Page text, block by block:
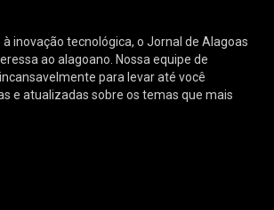
inovação tecnológica, o Jornal de Alagoas
ao alagoano. Nossa equipe de
para levar até você
e atualizadas sobre os temas que mais